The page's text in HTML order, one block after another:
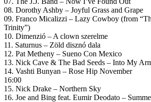
08. Dorothy Ashby – Joyful Grass and Grape
09. Franco Micalizzi – Lazy Cowboy (from
Trinity”)
10. Dimenzió – A clown szerelme
11. Saturnus – Zöld disznó dala
12. Pat Metheny – Sueno Con Mexico
13. Nick Cave & The Bad Seeds – Into My
14. Vashti Bunyan – Rose Hip November
16:00
15. Nick Drake – Northern Sky
16. Joe and Bing feat. Eumir Deodato –